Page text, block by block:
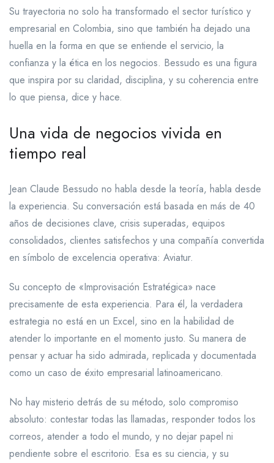
Su trayectoria no solo ha transformado el sector turístico y
empresarial en Colombia, sino que también ha dejado una
huella en la forma en que se entiende el servicio, la
confianza y la ética en los negocios. Bessudo es una figura
que inspira por su claridad, disciplina, y su coherencia entre
lo que piensa, dice y hace.
Una vida de negocios vivida en
tiempo real
Jean Claude Bessudo no habla desde la teoría, habla desde
la experiencia. Su conversación está basada en más de 40
años de decisiones clave, crisis superadas, equipos
consolidados, clientes satisfechos y una compañía convertida
en símbolo de excelencia operativa: Aviatur.
Su concepto de «Improvisación Estratégica» nace
precisamente de esta experiencia. Para él, la verdadera
estrategia no está en un Excel, sino en la habilidad de
atender lo importante en el momento justo. Su manera de
pensar y actuar ha sido admirada, replicada y documentada
como un caso de éxito empresarial latinoamericano.
No hay misterio detrás de su método, solo compromiso
absoluto: contestar todas las llamadas, responder todos los
correos, atender a todo el mundo, y no dejar papel ni
pendiente sobre el escritorio. Esa es su ciencia, y su